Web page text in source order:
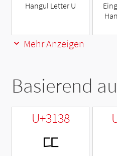
Hangul Letter U
Mehr Anzeigen
Basierend
U+3138
ㄸ